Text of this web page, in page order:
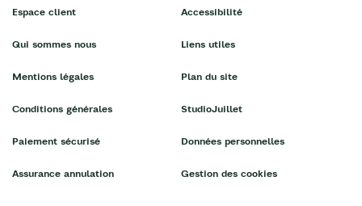
Espace client
Qui sommes nous
Mentions légales
Conditions générales
Paiement sécurisé
Assurance annulation
Accessibilité
Liens utiles
Plan du site
StudioJuillet
Données personnelles
Gestion des cookies